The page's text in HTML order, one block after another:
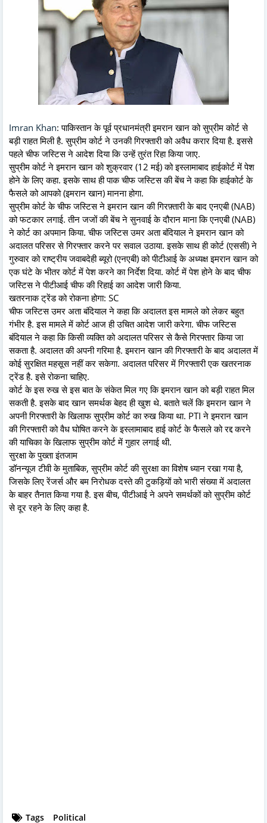
Imran Khan: पाकिस्तान के पूर्व प्रधानमंत्री इमरान खान को सुप्रीम कोर्ट से
बड़ी राहत मिली है. सुप्रीम कोर्ट ने उनकी गिरफ्तारी को अवैध करार दिया है. इससे
पहले चीफ जस्टिस ने आदेश दिया कि उन्हें तुरंत रिहा किया जाए.
सुप्रीम कोर्ट ने इमरान खान को शुक्रवार (12 मई) को इस्लामाबाद हाईकोर्ट में पेश
होने के लिए कहा. इसके साथ ही पाक चीफ जस्टिस की बेंच ने कहा कि हाईकोर्ट के
फैसले को आपको (इमरान खान) मानना होगा.
सुप्रीम कोर्ट के चीफ जस्टिस ने इमरान खान की गिरफ़्तारी के बाद एनएबी (NAB)
को फटकार लगाई. तीन जजों की बेंच ने सुनवाई के दौरान माना कि एनएबी (NAB)
ने कोर्ट का अपमान किया. चीफ जस्टिस उमर अता बंदियाल ने इमरान खान को
अदालत परिसर से गिरफ्तार करने पर सवाल उठाया. इसके साथ ही कोर्ट (एससी) ने
गुरुवार को राष्ट्रीय जवाबदेही ब्यूरो (एनएबी) को पीटीआई के अध्यक्ष इमरान खान को
एक घंटे के भीतर कोर्ट में पेश करने का निर्देश दिया. कोर्ट में पेश होने के बाद चीफ
जस्टिस ने पीटीआई चीफ की रिहाई का आदेश जारी किया.
खतरनाक ट्रेंड को रोकना होगा: SC
चीफ जस्टिस उमर अता बंदियाल ने कहा कि अदालत इस मामले को लेकर बहुत
गंभीर है. इस मामले में कोर्ट आज ही उचित आदेश जारी करेगा. चीफ जस्टिस
बंदियाल ने कहा कि किसी व्यक्ति को अदालत परिसर से कैसे गिरफ्तार किया जा
सकता है. अदालत की अपनी गरिमा है. इमरान खान की गिरफ्तारी के बाद अदालत में
कोई सुरक्षित महसूस नहीं कर सकेगा. अदालत परिसर में गिरफ्तारी एक खतरनाक
ट्रेंड है. इसे रोकना चाहिए.
कोर्ट के इस रुख से इस बात के संकेत मिल गए कि इमरान खान को बड़ी राहत मिल
सकती है. इसके बाद खान समर्थक बेहद ही खुश थे. बताते चलें कि इमरान खान ने
अपनी गिरफ्तारी के खिलाफ सुप्रीम कोर्ट का रुख किया था. PTI ने इमरान खान
की गिरफ्तारी को वैध घोषित करने के इस्लामाबाद हाई कोर्ट के फैसले को रद्द करने
की याचिका के खिलाफ सुप्रीम कोर्ट में गुहार लगाई थी.
सुरक्षा के पुख्ता इंतजाम
डॉनन्यूज टीवी के मुताबिक, सुप्रीम कोर्ट की सुरक्षा का विशेष ध्यान रखा गया है,
जिसके लिए रेंजर्स और बम निरोधक दस्ते की टुकड़ियों को भारी संख्या में अदालत
के बाहर तैनात किया गया है. इस बीच, पीटीआई ने अपने समर्थकों को सुप्रीम कोर्ट
से दूर रहने के लिए कहा है.
Tags Political